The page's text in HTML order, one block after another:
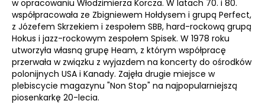
w opracowaniu Włodzimierza Korcza. W latach 70. i 80.
współpracowała ze Zbigniewem Hołdysem i grupą Perfect,
z Józefem Skrzekiem i zespołem SBB, hard-rockową grupą
Hokus i jazz-rockowym zespołem Spisek. W 1978 roku
utworzyła własną grupę Heam, z którym współpracę
przerwała w związku z wyjazdem na koncerty do ośrodków
polonijnych USA i Kanady. Zajęła drugie miejsce w
plebiscycie magazynu "Non Stop" na najpopularniejszą
piosenkarkę 20-lecia.